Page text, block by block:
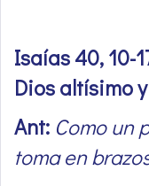
Isaías 40, 10-
Dios altísimo
Ant: Como un
toma en